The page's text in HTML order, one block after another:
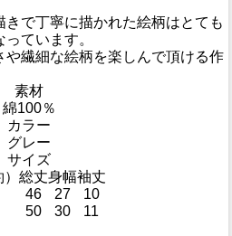
で丁寧に描かれた絵柄はとても
ています。
繊細な絵柄を楽しんで頂ける作
素材
綿100％
カラー
グレー
サイズ
総丈身幅袖丈
46 27
10
50 30 11